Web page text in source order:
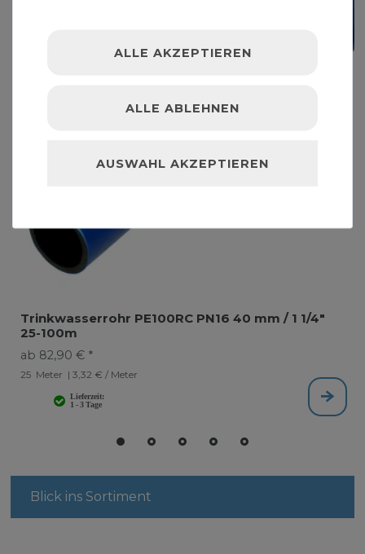
Trinkwasserrohr PE100RC PN16 40 mm / 1 1/4"
25-100m
ab 82,90 € *
25 Meter | 3,32 € / Meter
Blick ins Sortiment
ALLE AKZEPTIEREN
ALLE ABLEHNEN
AUSWAHL AKZEPTIEREN